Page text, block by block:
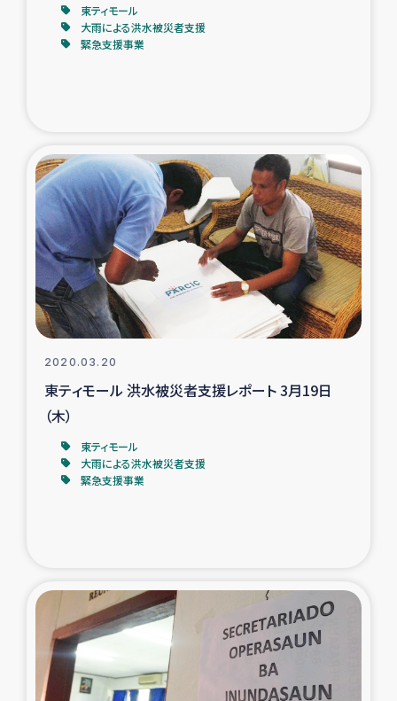
令和6年能登半島地震 緊急支援
タイ国境ミャンマー移民子ども支援
漁民によるマングローブ植林活動
レバノンでのシリア難民への食糧・越冬支援
レバノンにおける緊急支援
レバノンでのシリア難民への教育支援事業
レバノンでのシリア難民・レバノン人への農業支援
仮設住宅生活支援・農業復興支援
漁業復興支援
東ティモール
大雨による洪水被災者支援
緊急支援事業
2020.03.20
東ティモール 洪水被災者支援レポート 3月19日
（木）
東ティモール
大雨による洪水被災者支援
緊急支援事業